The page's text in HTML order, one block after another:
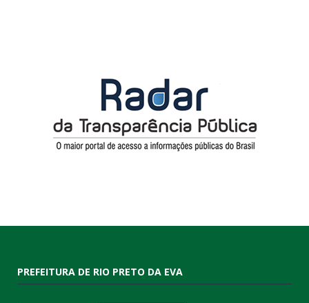
PREFEITURA DE RIO PRETO DA EVA